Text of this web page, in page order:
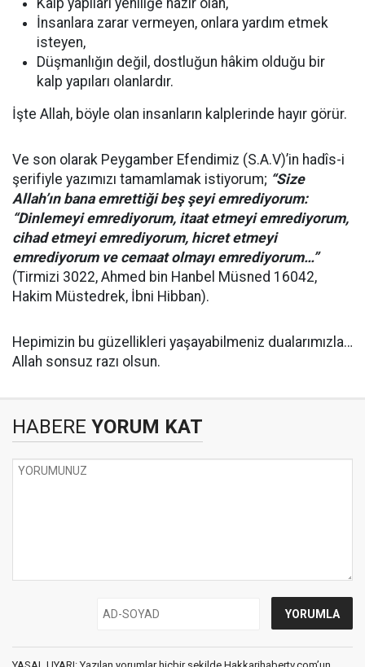
Kalp yapıları yeniliğe hazır olan,
İnsanlara zarar vermeyen, onlara yardım etmek
isteyen,
Düşmanlığın değil, dostluğun hâkim olduğu bir
kalp yapıları olanlardır.
İşte Allah, böyle olan insanların kalplerinde hayır görür.
Ve son olarak Peygamber Efendimiz (S.A.V)’in hadîs-i
şerifiyle yazımızı tamamlamak istiyorum; “Size
Allah’ın bana emrettiği beş şeyi emrediyorum:
“Dinlemeyi emrediyorum, itaat etmeyi emrediyorum,
cihad etmeyi emrediyorum, hicret etmeyi
emrediyorum ve cemaat olmayı emrediyorum…”
(Tirmizi 3022, Ahmed bin Hanbel Müsned 16042,
Hakim Müstedrek, İbni Hibban).
Hepimizin bu güzellikleri yaşayabilmeniz dualarımızla…
Allah sonsuz razı olsun.
HABERE YORUM KAT